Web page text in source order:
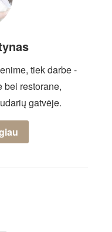
tiek darbe -
bei restorane,
gatvėje.